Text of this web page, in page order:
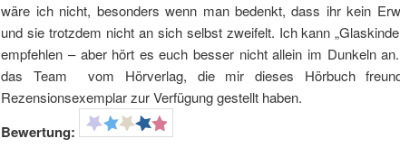
wäre ich nicht, besonders wenn man bedenkt, dass ihr kein
und sie trotzdem nicht an sich selbst zweifelt. Ich kann
empfehlen – aber hört es euch besser nicht allein im Dunkeln
das Team vom Hörverlag, die mir dieses Hörbuch
Rezensionsexemplar zur Verfügung gestellt haben.
Bewertung: